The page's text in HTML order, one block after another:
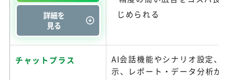
詳細を
見る
じめられる
チャットプラス
AI会話機能やシナリオ設定、
示、レポート・データ分析が